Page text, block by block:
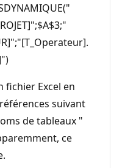
fichier Excel en
suivant
de tableaux "
ce